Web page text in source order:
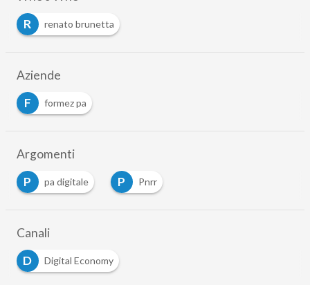
R
renato brunetta
Aziende
F
formez pa
Argomenti
P
pa digitale P Pnrr
Canali
D
Digital Economy